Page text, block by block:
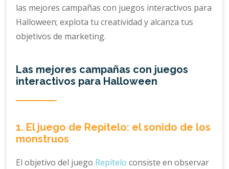
las mejores campañas con juegos interactivos para
Halloween; explota tu creatividad y alcanza tus
objetivos de marketing.
Las mejores campañas con juegos
interactivos para Halloween
1. El juego de Repítelo: el sonido de los
monstruos
El objetivo del juego Repítelo consiste en observar